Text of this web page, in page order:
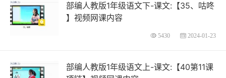
部编人教版1年级语文下-课文:【35、咕咚
】视频网课内容
5430 2024-01-23
部编人教版1年级语文上-课文:【40第11课